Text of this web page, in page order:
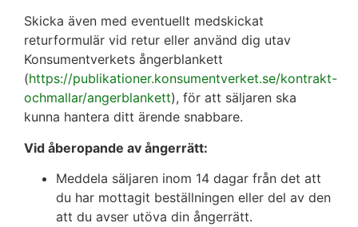
Skicka även med eventuellt medskickat
returformulär vid retur eller använd dig utav
Konsumentverkets ångerblankett
(https://publikationer.konsumentverket.se/kontrakt-
ochmallar/angerblankett), för att säljaren ska
kunna hantera ditt ärende snabbare.
Vid åberopande av ångerrätt:
Meddela säljaren inom 14 dagar från det att
du har mottagit beställningen eller del av den
att du avser utöva din ångerrätt.